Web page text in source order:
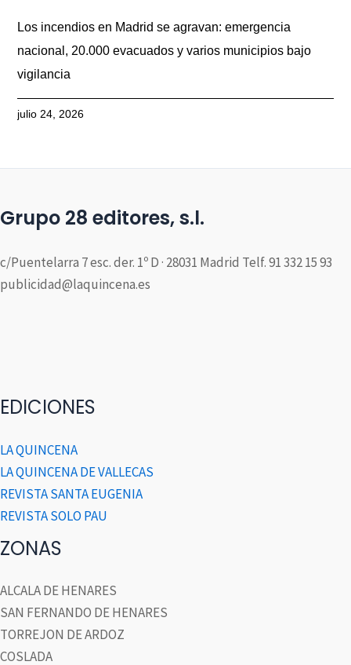
Los incendios en Madrid se agravan: emergencia
nacional, 20.000 evacuados y varios municipios bajo
vigilancia
julio 24, 2026
Grupo 28 editores, s.l.
c/Puentelarra 7 esc. der. 1º D · 28031 Madrid Telf. 91 332 15 93
publicidad@laquincena.es
EDICIONES
LA QUINCENA
LA QUINCENA DE VALLECAS
REVISTA SANTA EUGENIA
REVISTA SOLO PAU
ZONAS
ALCALA DE HENARES
SAN FERNANDO DE HENARES
TORREJON DE ARDOZ
COSLADA